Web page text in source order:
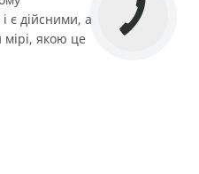
є дійсними, а
якою це
КНОПКА
ЗВ'ЯЗКУ